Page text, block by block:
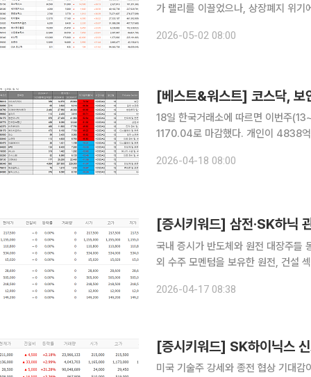
가 랠리를 이끌었으나, 상장폐지 위기
쳤다. 서울바이오시스는 지난 27일
2026-05-02 08:00
[베스트&워스트] 코스닥,
18일 한국거래소에 따르면 이번주
1170.04로 마감했다. 개인이 4838
성도 확대되는 모습이다. 특히 보안·소
2026-04-18 08:00
[증시키워드] 삼전·SK하닉
국내 증시가 반도체와 원전 대장주들
외 수주 모멘텀을 보유한 원전, 건설
종목은 삼성전자, SK하이닉스, 두산
2026-04-17 08:38
미국 기술주 강세와 종전 협상 기대